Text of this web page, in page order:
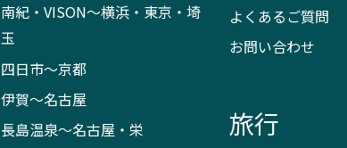
南紀・VISON～横浜・東京・埼
玉
四日市～京都
伊賀～名古屋
長島温泉～名古屋・栄
よくあるご質問
お問い合わせ
旅行